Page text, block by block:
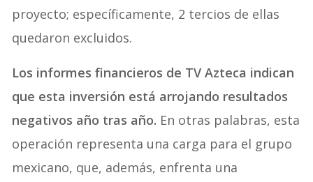
proyecto; específicamente, 2 tercios de ellas
quedaron excluidos.
Los informes financieros de TV Azteca indican
que esta inversión está arrojando resultados
negativos año tras año. En otras palabras, esta
operación representa una carga para el grupo
mexicano, que, además, enfrenta una